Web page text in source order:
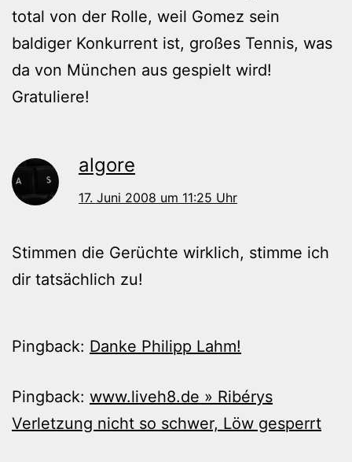
total von der Rolle, weil Gomez sein
baldiger Konkurrent ist, großes Tennis, was
da von München aus gespielt wird!
Gratuliere!
algore
17. Juni 2008 um 11:25 Uhr
Stimmen die Gerüchte wirklich, stimme ich
dir tatsächlich zu!
Pingback: Danke Philipp Lahm!
Pingback: www.liveh8.de » Ribérys
Verletzung nicht so schwer, Löw gesperrt